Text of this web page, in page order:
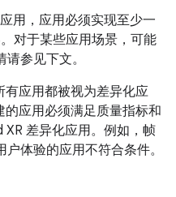
用，应用必须实现至少一
对于某些应用场景，可能
参见下文。
有应用都被视为差异化应
的应用必须满足质量指标和
差异化应用。例如，帧
体验的应用不符合条件。